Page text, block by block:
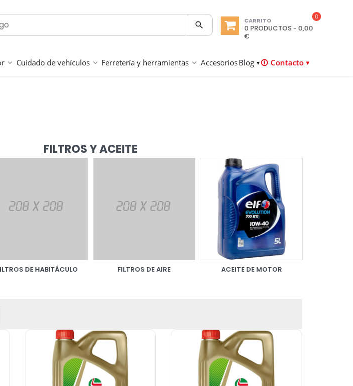
 CARRITO
0 PRODUCTOS - 0,00
€
0
Cuidado de vehículos Ferretería y herramientas AccesoriosBlog Contacto
FILTROS Y ACEITE
DE HABITÁCULO FILTROS DE AIRE ACEITE DE MOTOR